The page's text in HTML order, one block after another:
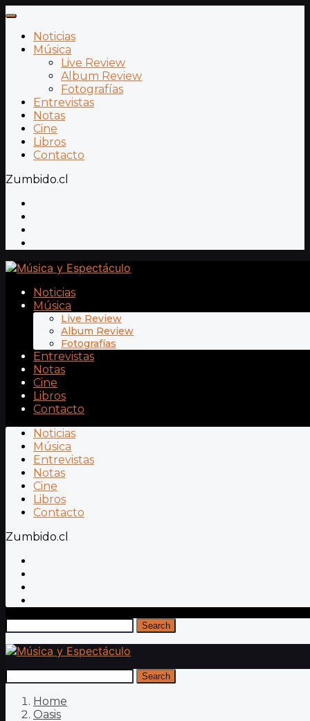
Noticias
Música
Live Review
Album Review
Fotografías
Entrevistas
Notas
Cine
Libros
Contacto
Zumbido.cl
Noticias
Música
Live Review
Album Review
Fotografías
Entrevistas
Notas
Cine
Libros
Contacto
Noticias
Música
Entrevistas
Notas
Cine
Libros
Contacto
Zumbido.cl
Search
Search
Home
Oasis